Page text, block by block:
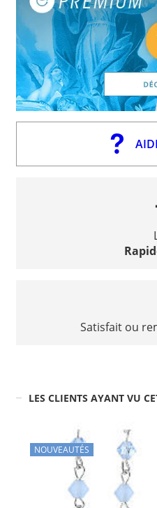
Satisfait ou
LES CLIENTS AYANT VU
NOUVEAUTÉS